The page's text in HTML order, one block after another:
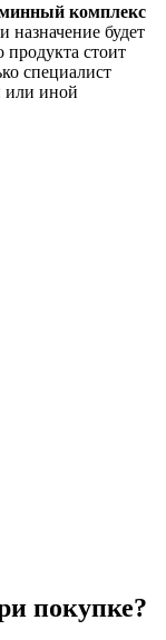
комплекс
назначение будет
продукта стоит
специалист
или иной
покупке?